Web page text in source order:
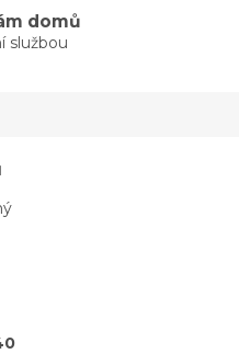
domů
službou